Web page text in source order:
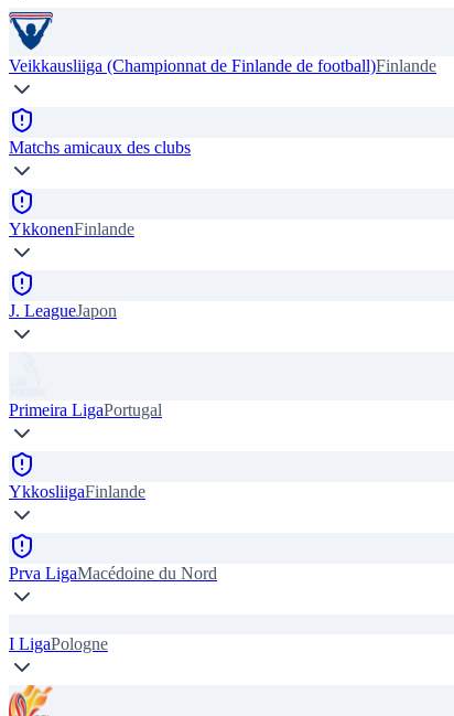
Veikkausliiga (Championnat de Finlande de football)Finlande
Matchs amicaux des clubs
YkkonenFinlande
J. LeagueJapon
Primeira LigaPortugal
YkkosliigaFinlande
Prva LigaMacédoine du Nord
I LigaPologne